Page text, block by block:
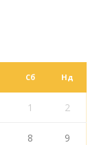
Сб Нд
1 2
8 9